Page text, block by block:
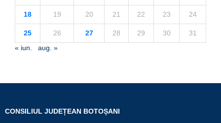
18 19 20 21 22 23 24
25 26 27 28 29 30
31
« iun.
aug. »
CONSILIUL JUDEȚEAN BOTOȘANI